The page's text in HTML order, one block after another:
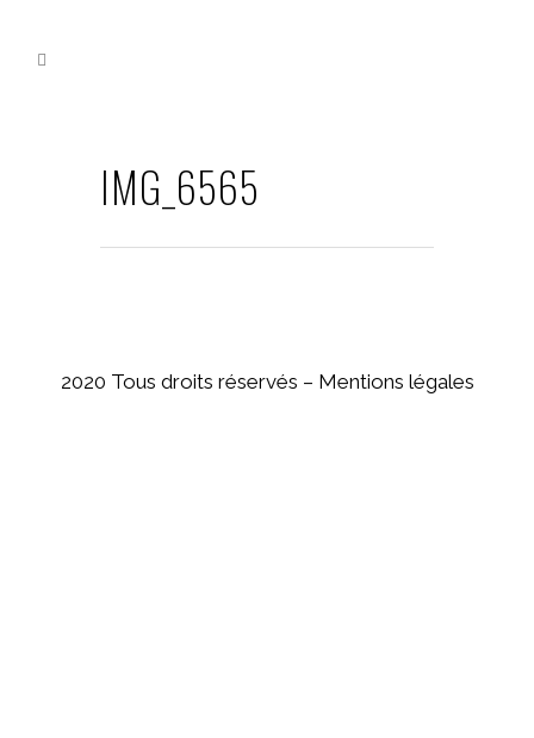
IMG_6565
2020 Tous droits réservés – Mentions légales